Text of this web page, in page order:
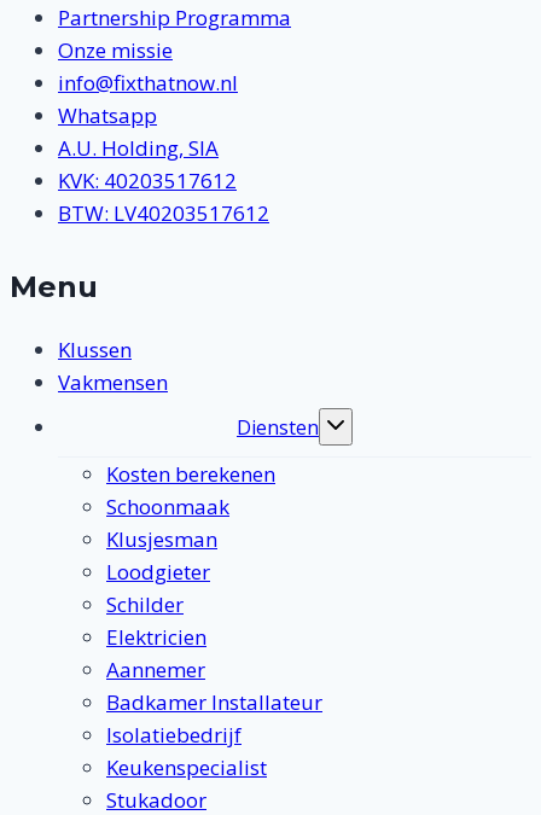
Partnership Programma
Onze missie
info@fixthatnow.nl
Whatsapp
A.U. Holding, SIA
KVK: 40203517612
BTW: LV40203517612
Menu
Klussen
Vakmensen
Diensten
Toggle
Kosten berekenen
Schoonmaak
Klusjesman
Loodgieter
Schilder
Elektricien
Aannemer
Badkamer Installateur
Isolatiebedrijf
Keukenspecialist
Stukadoor